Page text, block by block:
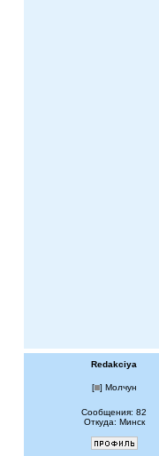
Redakciya
[ ] Молчун
Сообщения: 82
Откуда: Минск